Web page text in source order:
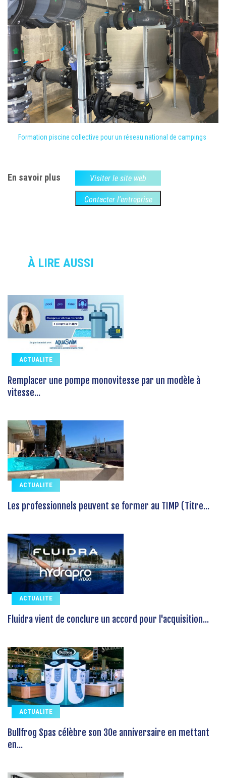
Formation piscine collective pour un réseau national de campings
En savoir plus Visiter le site web
Contacter l'entreprise
À LIRE AUSSI
ACTUALITE
Remplacer une pompe monovitesse par un modèle à
vitesse...
ACTUALITE
Les professionnels peuvent se former au TIMP (Titre...
ACTUALITE
Fluidra vient de conclure un accord pour l'acquisition...
ACTUALITE
Bullfrog Spas célèbre son 30e anniversaire en mettant
en...